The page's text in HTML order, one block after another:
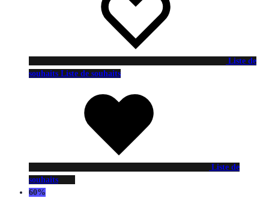
Liste de
souhaits Liste de souhaits
Liste de
souhaits
60%